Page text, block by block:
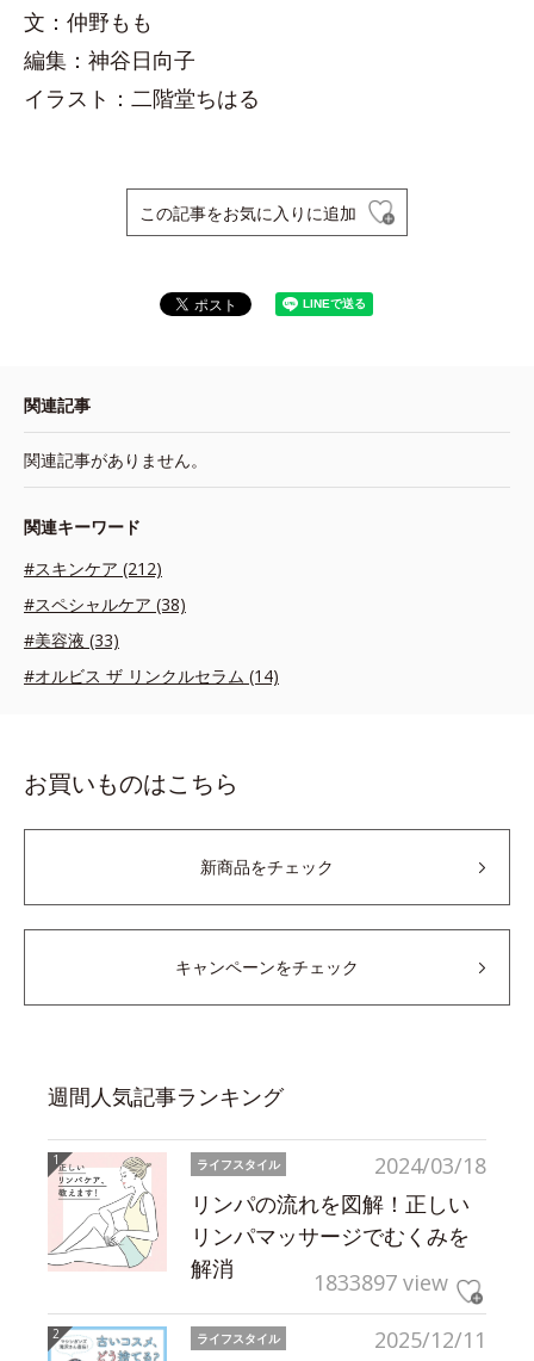
文：仲野もも
編集：神谷日向子
イラスト：二階堂ちはる
この記事をお気に入りに追加
関連記事
関連記事がありません。
関連キーワード
#スキンケア (212)
#スペシャルケア (38)
#美容液 (33)
#オルビス ザ リンクルセラム (14)
お買いものはこちら
新商品をチェック
キャンペーンをチェック
週間人気記事ランキング
2024/03/18
ライフスタイル
リンパの流れを図解！正しい
リンパマッサージでむくみを
解消
1833897 view
2025/12/11
ライフスタイル